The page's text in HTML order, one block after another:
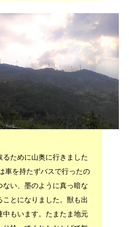
るために山奥に行きました
車を持たずバスで行ったの
ない、墨のように真っ暗な
ことになりました。獣も出
中もいます。たまたま地元